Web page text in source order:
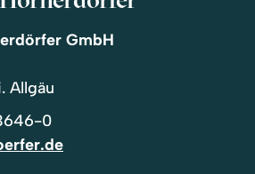
GmbH
Allgäu
0